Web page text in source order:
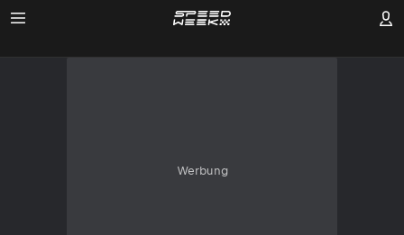
Werbung